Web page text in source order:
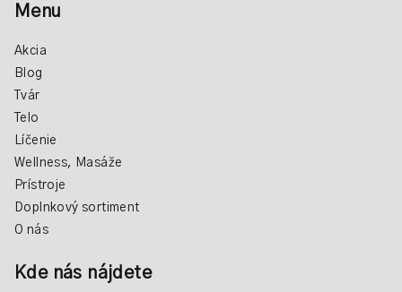
Menu
Akcia
Blog
Tvár
Telo
Líčenie
Wellness, Masáže
Prístroje
Doplnkový sortiment
O nás
Kde nás nájdete